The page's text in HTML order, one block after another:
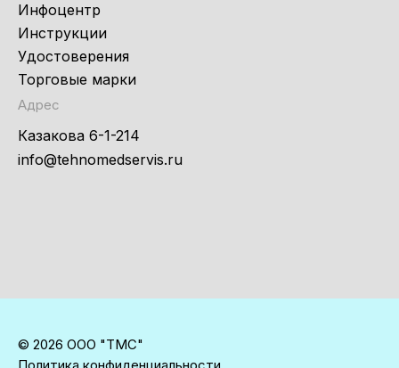
Инфоцентр
Инструкции
Удостоверения
Торговые марки
Адрес
Казакова 6-1-214
info@tehnomedservis.ru
© 2026 ООО "ТМС"